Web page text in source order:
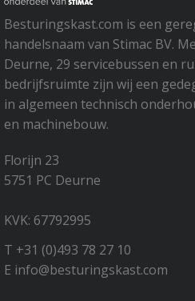
Besturingskast.com is een
handelsnaam van Stimac BV.
Deurne, 29 servicebussen en
bedrijfsruimte zijn wij een
in algemeen technisch
en machinebouw.
Florijn 23
5751 PC Deurne
KVK: 67792995
T +31 (0)493 78 27 10
E info@besturingskast.com